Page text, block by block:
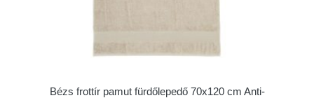
Bézs frottír pamut fürdőlepedő 70x120 cm Anti-